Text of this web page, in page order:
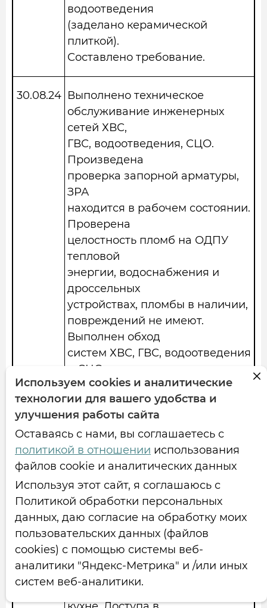
водоотведения
(заделано керамической
плиткой).
Составлено требование.
30.08.24 Выполнено техническое
обслуживание инженерных
сетей ХВС,
ГВС, водоотведения, СЦО.
Произведена
проверка запорной арматуры,
ЗРА
находится в рабочем состоянии.
Проверена
целостность пломб на ОДПУ
тепловой
энергии, водоснабжения и
дроссельных
устройствах, пломбы в наличии,
повреждений не имеют.
Выполнен обход
систем ХВС, ГВС, водоотведения
и СЦО,
видимых повреждений
трубопроводов
нет, течь трубопроводов
отсутствует.
09.09.24 Выполнено обследование
кв № 9 на предмет течи
радиатора (нет
доступа в кв )
12.09.24
Выполнено обследование
кв № 85 на предмет течи стояка
Используем cookies и аналитические
технологии для вашего удобства и
улучшения работы сайта
Оставаясь с нами, вы соглашаетесь с
политикой в отношении использования
файлов cookie и аналитических данных
Используя этот сайт, я соглашаюсь с
Политикой обработки персональных
данных, даю согласие на обработку моих
пользовательских данных (файлов
cookies) с помощью системы веб-
аналитики "Яндекс-Метрика" и /или иных
систем веб-аналитики.